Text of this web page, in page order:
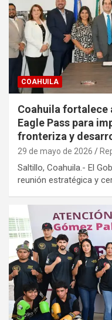
COAHUILA
Coahuila fortalece
Eagle Pass para
fronteriza y
29 de mayo de 2026
Saltillo, Coahuila.- El
reunión estratégica y